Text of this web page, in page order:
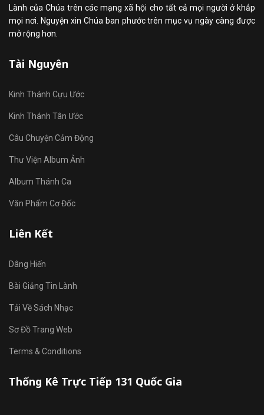
Lành của Chúa trên các mạng xã hội cho tất cả mọi người ở khắp
mọi nơi. Nguyện xin Chúa ban phước trên mục vụ ngày càng được
mở rộng hơn.
Tài Nguyên
Kinh Thánh Cựu Ước
Kinh Thánh Tân Ước
Câu Chuyện Cảm Động
Thư Viện Album Ảnh
Album Thánh Ca
Văn Phẩm Cơ Đốc
Liên Kết
Dâng Hiến
Bài Giảng Tin Lành
Tải Về Sách Nhạc
Sơ Đồ Trang Web
Terms & Conditions
Thống Kê Trực Tiếp 131 Quốc Gia